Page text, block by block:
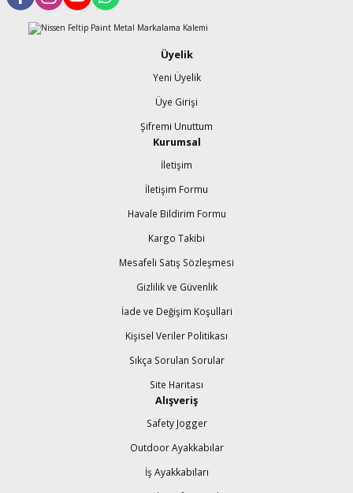
Üyelik
Yeni Üyelik
Üye Girişi
Şifremi Unuttum
Kurumsal
İletişim
İletişim Formu
Havale Bildirim Formu
Kargo Takibi
Mesafeli Satış Sözleşmesi
Gizlilik ve Güvenlik
İade ve Değişim Koşullari
Kişisel Veriler Politikası
Sıkça Sorulan Sorular
Site Haritası
Alışveriş
Safety Jogger
Outdoor Ayakkabılar
İş Ayakkabıları